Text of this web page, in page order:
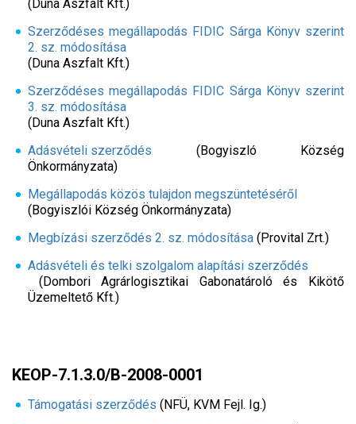
(Duna Aszfalt Kft.)
Szerződéses megállapodás FIDIC Sárga Könyv szerint
2. sz. módosítása
(Duna Aszfalt Kft.)
Szerződéses megállapodás FIDIC Sárga Könyv szerint
3. sz. módosítása
(Duna Aszfalt Kft.)
Adásvételi szerződés (Bogyiszló Község
Önkormányzata)
Megállapodás közös tulajdon megszüntetéséről
(Bogyiszlói Község Önkormányzata)
Megbízási szerződés 2. sz. módosítása (Provital Zrt.)
Adásvételi és telki szolgalom alapítási szerződés
(Dombori Agrárlogisztikai Gabonatároló és Kikötő
Üzemeltető Kft.)
KEOP-7.1.3.0/B-2008-0001
Támogatási szerződés (NFÜ, KVM Fejl. Ig.)